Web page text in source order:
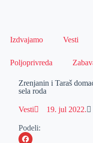
Izdvajamo Vesti
Poljoprivreda
Zrenjanin i Taraš
sela roda
Vesti 19. jul 2022.
Podeli: